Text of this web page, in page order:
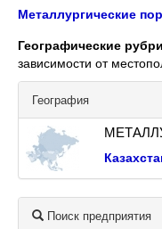
Металлургические
Географические
зависимости от
География
Поиск предприятия